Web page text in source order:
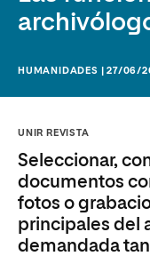
HUMANIDADES | 27/06/
UNIR REVISTA
Seleccionar,
documentos
fotos o
principales del
demandada